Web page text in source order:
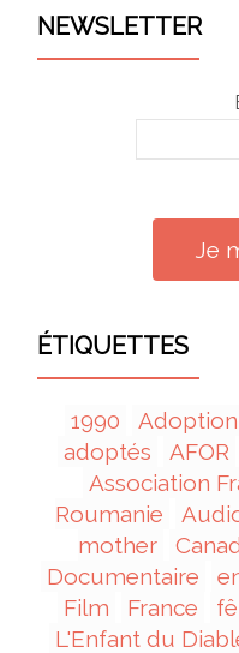
maintenance
NEWSLETTER
ÉTIQUETTES
1990 Adoption
adoptés
AFOR
Association
Roumanie
mother
Documentaire
Film
France
L'Enfant du